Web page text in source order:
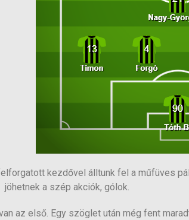
kezdővel álltunk fel a műfüves
a szép akciók, gólok.
az első. Egy szöglet után még fent